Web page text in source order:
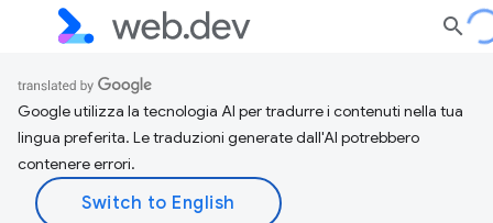
Google utilizza la tecnologia AI per tradurre i contenuti nella tua
lingua preferita. Le traduzioni generate dall'AI potrebbero
contenere errori.